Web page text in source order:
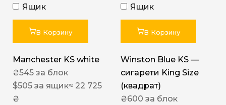
Ящик
В Корзину
Manchester KS white
₴545 за блок
$505 за ящик≈ 22 725
₴
Ящик
В Корзину
Winston Blue KS —
сигарети King Size
(квадрат)
₴600 за блок